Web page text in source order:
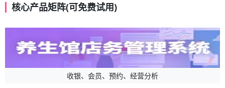
核心产品矩阵(可免费试用)
收银、会员、预约、经营分析